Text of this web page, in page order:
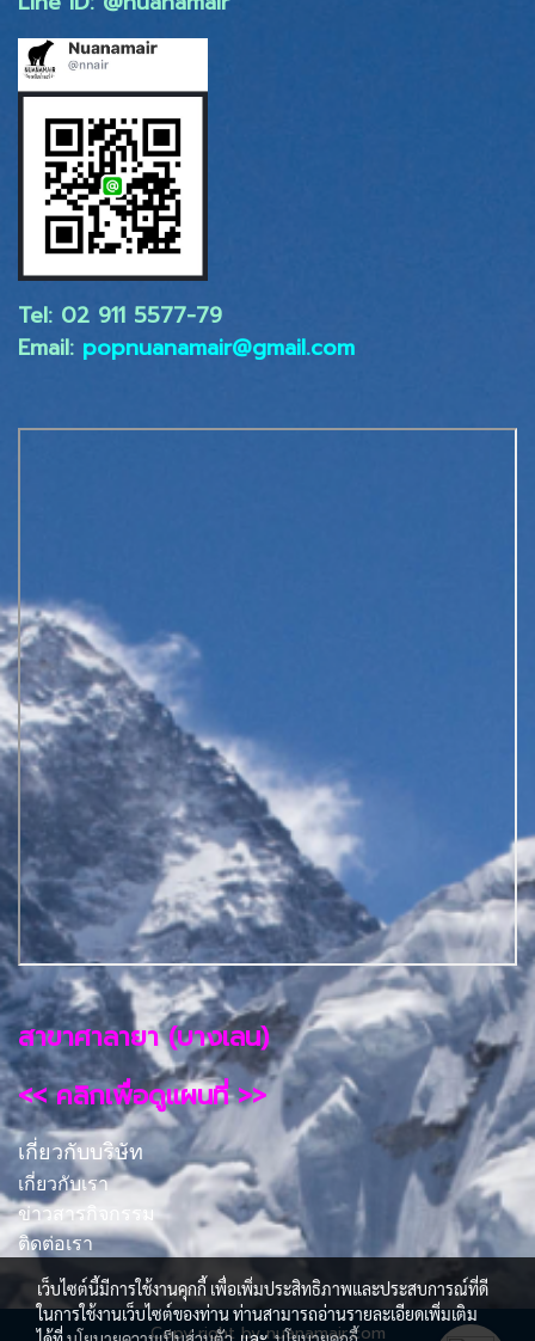
Tel: 02 ​911 5577-79
Email: popnuanamair@gmail.com
สาขาศาลายา (บางเลน)
<< คลิกเพื่อดูแผนที่ >>
เกี่ยวกับบริษัท
เกี่ยวกับเรา
ข่าวสารกิจกรรม
ติดต่อเรา
Copy right by nuanamair.com
เว็บไซต์นี้มีการใช้งานคุกกี้ เพื่อเพิ่มประสิทธิภาพและประสบการณ์ที่ดี
ในการใช้งานเว็บไซต์ของท่าน ท่านสามารถอ่านรายละเอียดเพิ่มเติม